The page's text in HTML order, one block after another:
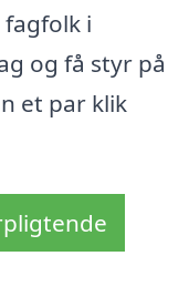
i
og få styr på
et par klik